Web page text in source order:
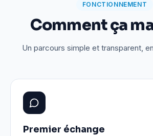
FONCTIONNEMENT
Comment ça
Un parcours simple et transparent,
Premier échange